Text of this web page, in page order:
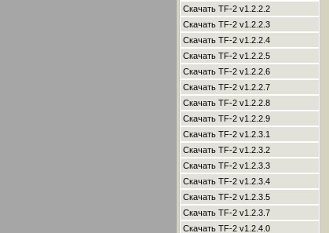
Скачать TF-2 v1.2.2.2
Скачать TF-2 v1.2.2.3
Скачать TF-2 v1.2.2.4
Скачать TF-2 v1.2.2.5
Скачать TF-2 v1.2.2.6
Скачать TF-2 v1.2.2.7
Скачать TF-2 v1.2.2.8
Скачать TF-2 v1.2.2.9
Скачать TF-2 v1.2.3.1
Скачать TF-2 v1.2.3.2
Скачать TF-2 v1.2.3.3
Скачать TF-2 v1.2.3.4
Скачать TF-2 v1.2.3.5
Скачать TF-2 v1.2.3.7
Скачать TF-2 v1.2.4.0